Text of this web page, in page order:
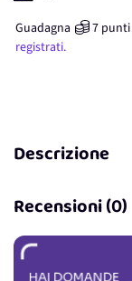
Guadagna 7 punti
registrati.
Descrizione
Recensioni (0)